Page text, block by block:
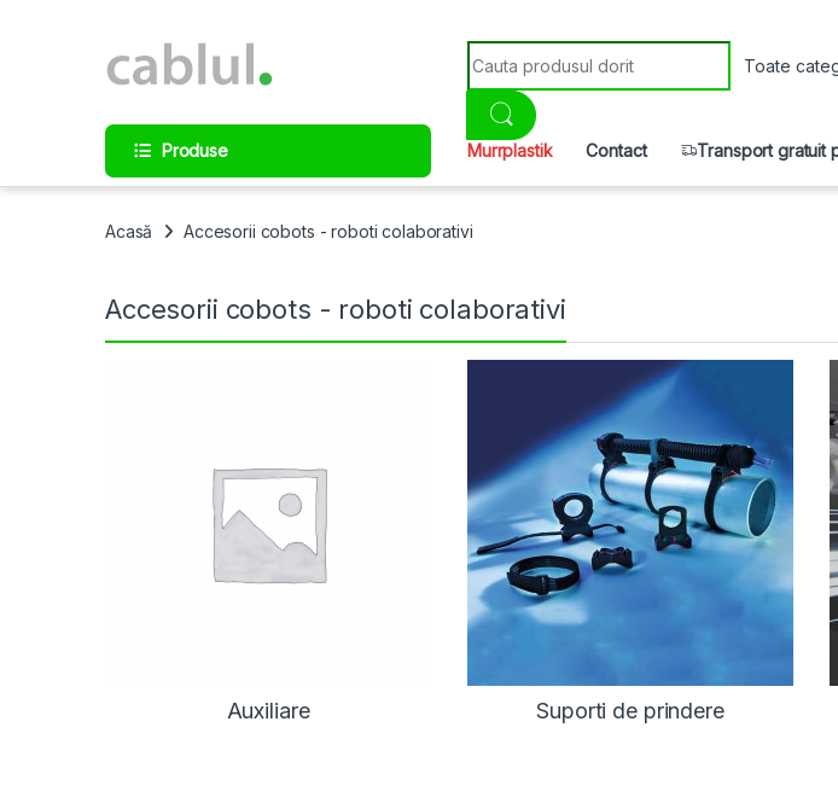
Search for:
Produse Murrplastik Contact Transport gratuit
Acasă Accesorii cobots - roboti colaborativi
Accesorii cobots - roboti colaborativi
Auxiliare Suporti de prindere